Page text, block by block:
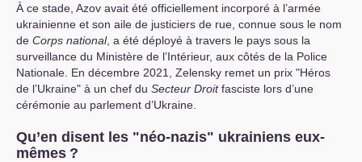
À ce stade, Azov avait été officiellement incorporé à l’armée
ukrainienne et son aile de justiciers de rue, connue sous le nom
de Corps national, a été déployé à travers le pays sous la
surveillance du Ministère de l’Intérieur, aux côtés de la Police
Nationale. En décembre 2021, Zelensky remet un prix "Héros
de l’Ukraine" à un chef du Secteur Droitfasciste lors d’une
cérémonie au parlement d’Ukraine.
Qu’en disent les "néo-nazis" ukrainiens eux-
mêmes ?